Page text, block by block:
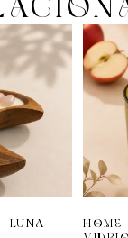
LUNA
HOME